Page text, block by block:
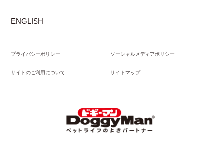
ENGLISH
プライバシーポリシー ソーシャルメディアポリシー
サイトのご利用について サイトマップ